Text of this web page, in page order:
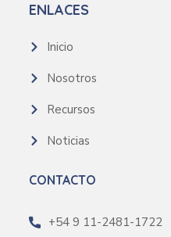
ENLACES
Inicio
Nosotros
Recursos
Noticias
CONTACTO
+54 9 11-2481-1722